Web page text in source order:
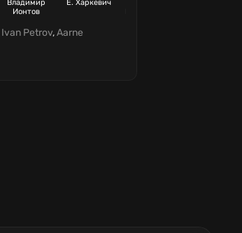
Владимир
Ионтов
Е. Харкевич
Ivan Petrov,Aarne